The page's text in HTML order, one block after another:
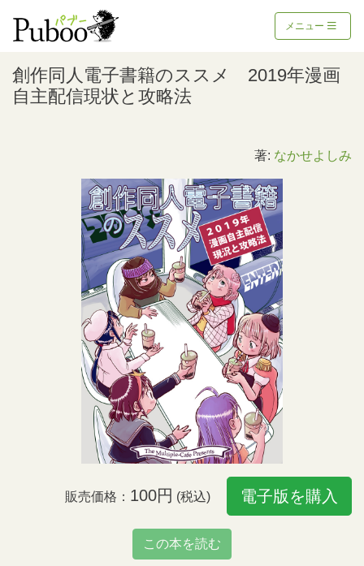
メニュー
創作同人電子書籍のススメ 2019年漫画
自主配信現状と攻略法
著: なかせよしみ
販売価格： 100円 (税込) 電子版を購入
この本を読む